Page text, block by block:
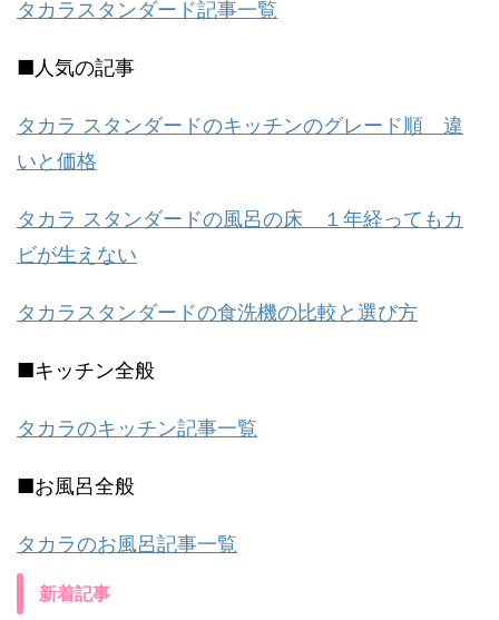
タカラスタンダード記事一覧
■人気の記事
タカラ スタンダードのキッチンのグレード順 違
いと価格
タカラ スタンダードの風呂の床 １年経ってもカ
ビが生えない
タカラスタンダードの食洗機の比較と選び方
■キッチン全般
タカラのキッチン記事一覧
■お風呂全般
タカラのお風呂記事一覧
新着記事